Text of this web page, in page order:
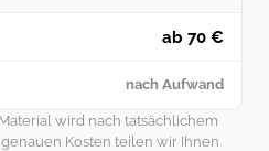
ab 70 €
nach Aufwand
wird nach tatsächlichem
Kosten teilen wir Ihnen